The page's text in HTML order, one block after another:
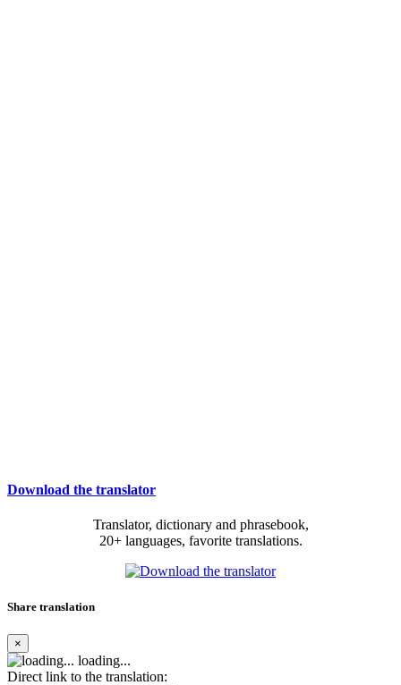
Download the translator
Translator, dictionary and phrasebook,
20+ languages, favorite translations.
Share translation
×
loading...
Direct link to the translation: